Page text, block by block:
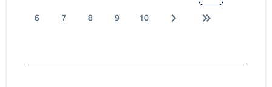
6
7 8 9 10